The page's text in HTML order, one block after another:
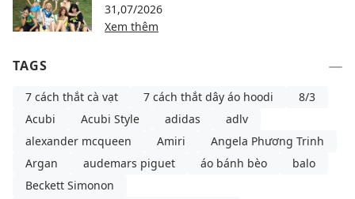
31,07/2026
Xem thêm
TAGS
7 cách thắt cà vạt 7 cách thắt dây áo hoodi
8/3
Acubi
Acubi Style adidas
adlv
alexander mcqueen
Amiri
Angela Phương Trinh
Argan
audemars piguet áo bánh bèo
balo
Beckett Simonon